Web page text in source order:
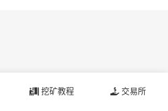
挖矿教程 交易所